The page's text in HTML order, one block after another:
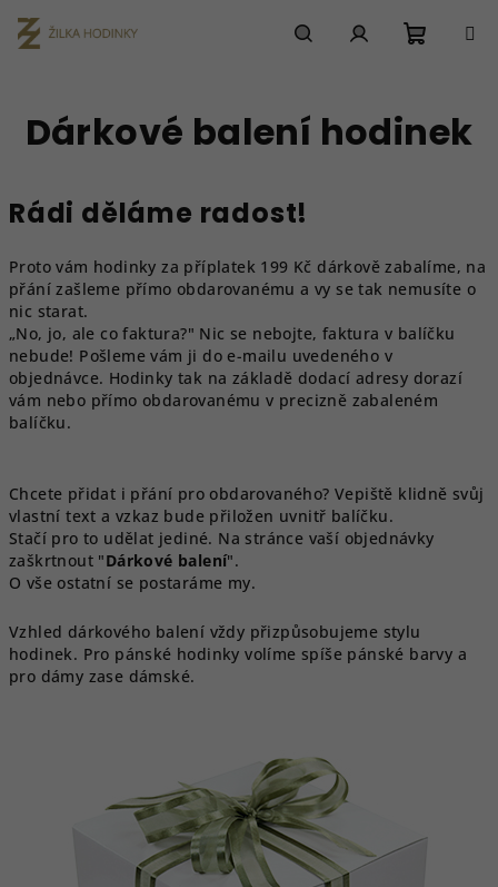
na
obsah
košík
Dárkové balení hodinek
Rádi děláme radost!
Proto vám hodinky za příplatek 199 Kč dárkově zabalíme, na
přání zašleme přímo obdarovanému a vy se tak nemusíte o
nic starat.
„No, jo, ale co faktura?" Nic se nebojte, faktura v balíčku
nebude! Pošleme vám ji do e-mailu uvedeného v
objednávce. Hodinky tak na základě dodací adresy dorazí
vám nebo přímo obdarovanému v precizně zabaleném
balíčku.
Chcete přidat i přání pro obdarovaného? Vepiště klidně svůj
vlastní text a vzkaz bude přiložen uvnitř balíčku.
Stačí pro to udělat jediné. Na stránce vaší objednávky
zaškrtnout "Dárkové balení".
O vše ostatní se postaráme my.
Vzhled dárkového balení vždy přizpůsobujeme stylu
hodinek. Pro pánské hodinky volíme spíše pánské barvy a
pro dámy zase dámské.